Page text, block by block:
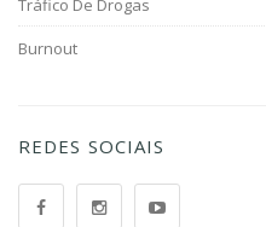
Tráfico De Drogas
Burnout
REDES SOCIAIS